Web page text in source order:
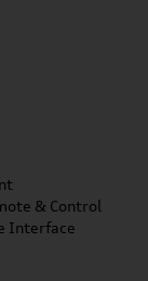
& Control
Interface